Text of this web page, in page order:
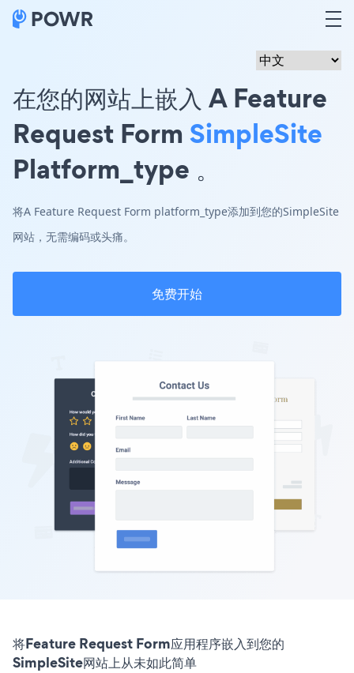
在您的网站上嵌入 A Feature
Request Form SimpleSite
Platform_type 。
将A Feature Request Form platform_type添加到您的SimpleSite
网站，无需编码或头痛。
免费开始
将Feature Request Form应用程序嵌入到您的
SimpleSite网站上从未如此简单